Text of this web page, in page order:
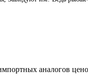
аналогов